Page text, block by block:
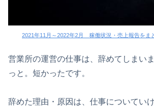
2021年11月～2022年2月 稼働状況・売上報告をま
営業所の運営の仕事は、辞めてしまい
っと。短かったです。
辞めた理由・原因は、仕事についてい